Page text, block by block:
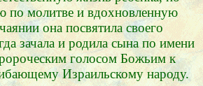
по молитве и вдохновленную
она посвятила своего
зачала и родила сына по имени
голосом Божьим к
Израильскому народу.